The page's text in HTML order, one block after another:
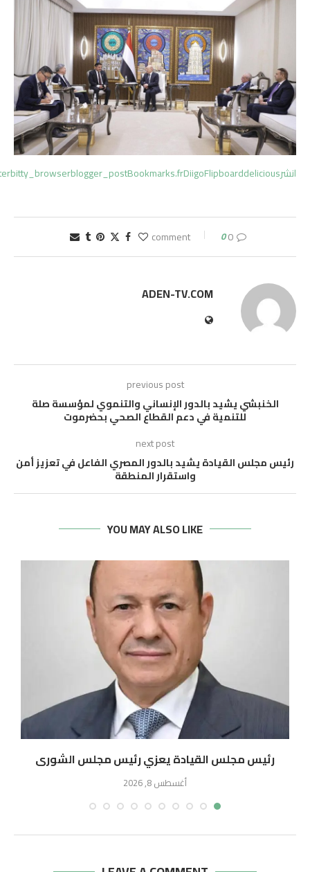
انشر bitty_browserblogger_postBookmarks.frDiigoFlipboarddelicious
0 comment
0
ADEN-TV.COM
previous post
الخنبشي يشيد بالدور الإنساني والتنموي لمؤسسة صلة
للتنمية في دعم القطاع الصحي بحضرموت
next post
رئيس مجلس القيادة يشيد بالدور المصري الفاعل في تعزيز أمن
واستقرار المنطقة
YOU MAY ALSO LIKE
رئيس مجلس القيادة يعزي رئيس مجلس الشورى
أغسطس 8, 2026